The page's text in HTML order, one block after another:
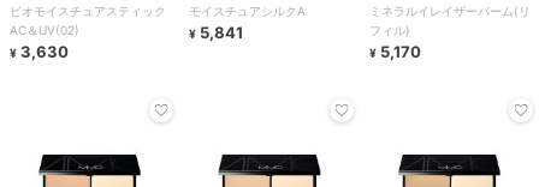
ビオモイスチュアスティック
AC＆UV(02)
¥ 3,630
モイスチュアシルクA
¥ 5,841
ミネラルイレイザーバーム(リ
フィル)
¥ 5,170